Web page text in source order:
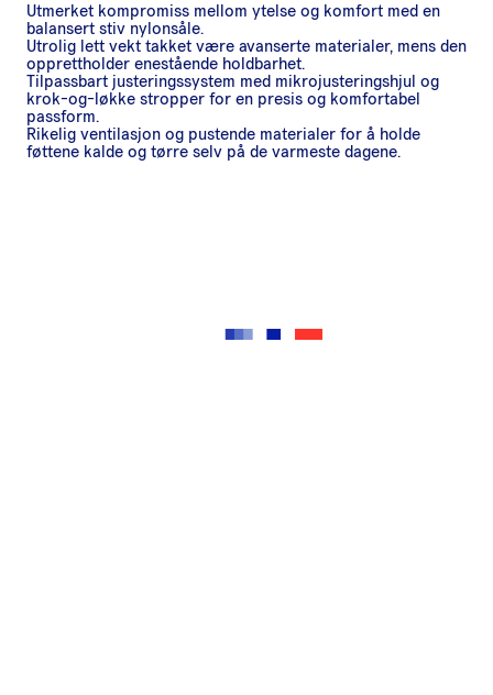
Utmerket kompromiss mellom ytelse og komfort med en
balansert stiv nylonsåle.
Utrolig lett vekt takket være avanserte materialer, mens den
opprettholder enestående holdbarhet.
Tilpassbart justeringssystem med mikrojusteringshjul og
krok-og-løkke stropper for en presis og komfortabel
passform.
Rikelig ventilasjon og pustende materialer for å holde
føttene kalde og tørre selv på de varmeste dagene.